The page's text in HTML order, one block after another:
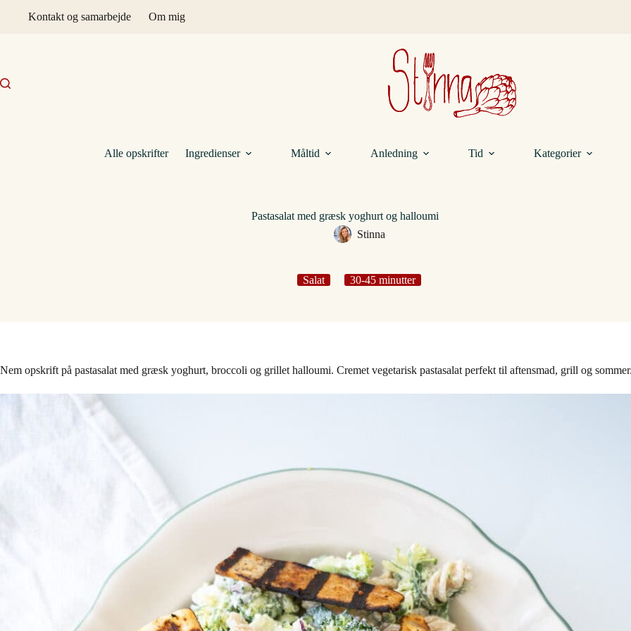
Kontakt og samarbejde Om mig
Alle opskrifter Ingredienser Måltid Anledning Tid Kategorier
Pastasalat med græsk yoghurt og halloumi
Stinna
Salat 30-45 minutter
Nem opskrift på pastasalat med græsk yoghurt, broccoli og grillet halloumi. Cremet vegetarisk pastasalat perfekt til aftensmad, grill og